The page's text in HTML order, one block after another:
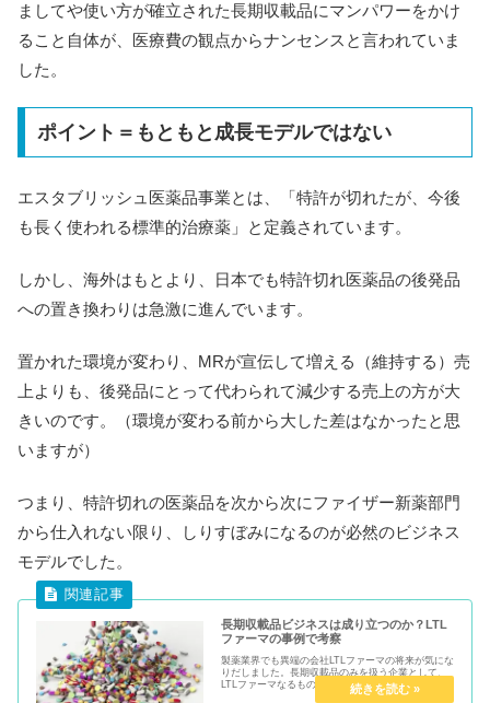
ましてや使い方が確立された長期収載品にマンパワーをかけ
ること自体が、医療費の観点からナンセンスと言われていま
した。
ポイント＝もともと成長モデルではない
エスタブリッシュ医薬品事業とは、「特許が切れたが、今後
も長く使われる標準的治療薬」と定義されています。
しかし、海外はもとより、日本でも特許切れ医薬品の後発品
への置き換わりは急激に進んでいます。
置かれた環境が変わり、MRが宣伝して増える（維持する）売
上よりも、後発品にとって代わられて減少する売上の方が大
きいのです。（環境が変わる前から大した差はなかったと思
いますが）
つまり、特許切れの医薬品を次から次にファイザー新薬部門
から仕入れない限り、しりすぼみになるのが必然のビジネス
モデルでした。
長期収載品ビジネスは成り立つのか？LTL
ファーマの事例で考察
製薬業界でも異端の会社LTLファーマの将来が気にな
りだしました。長期収載品のみを扱う企業として、
LTLファーマなるものが設立されたのは、2016年8
月。まだできたののホヤホヤです。この会社は、ユ